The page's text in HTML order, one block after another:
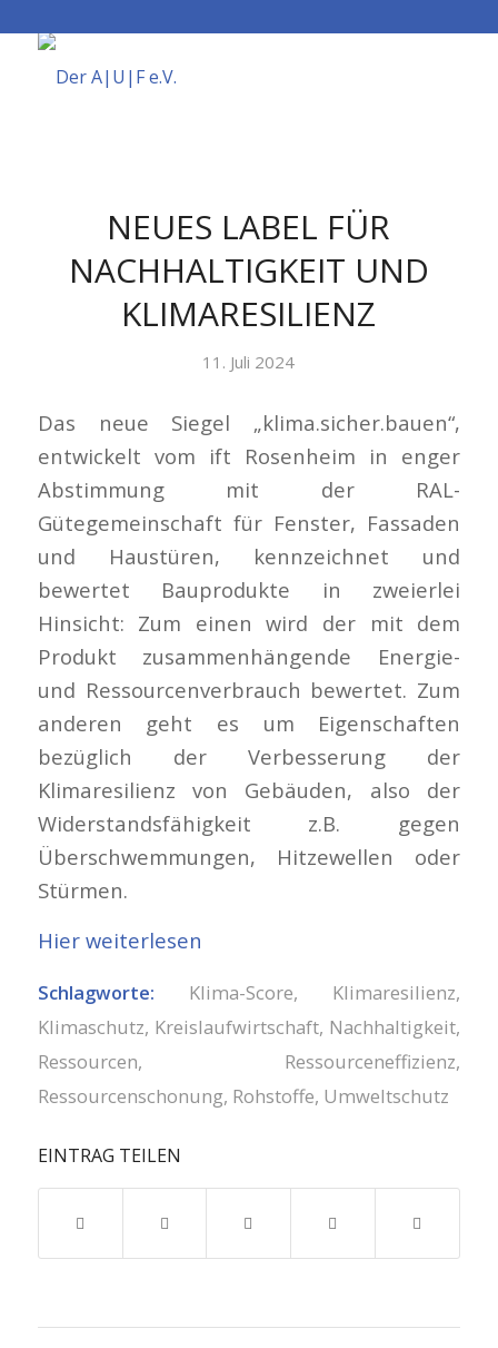
NEUES LABEL FÜR
NACHHALTIGKEIT UND
KLIMARESILIENZ
11. Juli 2024
Das neue Siegel „klima.sicher.bauen“,
entwickelt vom ift Rosenheim in enger
Abstimmung mit der RAL-
Gütegemeinschaft für Fenster, Fassaden
und Haustüren, kennzeichnet und
bewertet Bauprodukte in zweierlei
Hinsicht: Zum einen wird der mit dem
Produkt zusammenhängende Energie-
und Ressourcenverbrauch bewertet. Zum
anderen geht es um Eigenschaften
bezüglich der Verbesserung der
Klimaresilienz von Gebäuden, also der
Widerstandsfähigkeit z.B. gegen
Überschwemmungen, Hitzewellen oder
Stürmen.
Hier weiterlesen
Schlagworte: Klima-Score, Klimaresilienz,
Klimaschutz, Kreislaufwirtschaft, Nachhaltigkeit,
Ressourcen, Ressourceneffizienz,
Ressourcenschonung, Rohstoffe, Umweltschutz
EINTRAG TEILEN